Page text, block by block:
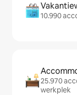
10.990
25.970
werkplek